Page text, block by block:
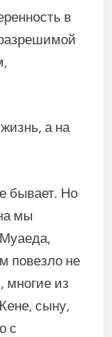
в
а на
бывает. Но
мы
повезло не
многие из
сыну,
с